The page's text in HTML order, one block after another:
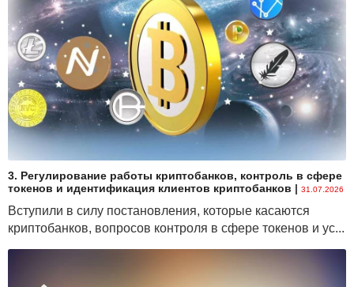
3. Регулирование работы криптобанков, контроль в сфере
токенов и идентификация клиентов криптобанков | 31.07.2026
Вступили в силу постановления, которые касаются
криптобанков, вопросов контроля в сфере токенов и ус...